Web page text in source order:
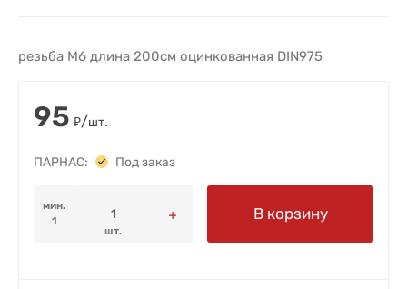
резьба M6 длина 200см оцинкованная DIN975
95 ₽/шт.
ПАРНАС: Под заказ
мин.
1
шт.
В корзину